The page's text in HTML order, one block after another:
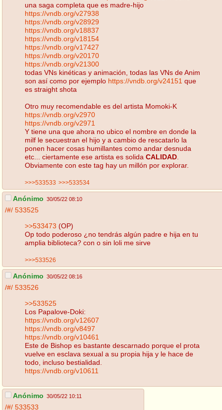
una saga completa que es madre-hijo
https://vndb.org/v27938
https://vndb.org/v28929
https://vndb.org/v18837
https://vndb.org/v18154
https://vndb.org/v17427
https://vndb.org/v20170
https://vndb.org/v21300
todas VNs kinéticas y animación, todas las VNs de Anim
son así como por ejemplo https://vndb.org/v24151 que
es straight shota
Otro muy recomendable es del artista Momoki-K
https://vndb.org/v2970
https://vndb.org/v2971
Y tiene una que ahora no ubico el nombre en donde la
milf le secuestran el hijo y a cambio de rescatarlo la
ponen hacer cosas humillantes como andar desnuda
etc... ciertamente ese artista es solida CALIDAD
Obviamente con este tag hay un millón por explorar.
>>>533533 >>>533534
Anónimo 30/05/22 08:10
/#/ 533525
>>533473 (OP)
Op todo poderoso ¿no tendrás algún padre e hija en tu
amplia biblioteca? con o sin loli me sirve
>>>533526
Anónimo 30/05/22 08:16
/#/ 533526
>>533525
Los Papalove-Doki:
https://vndb.org/v12607
https://vndb.org/v8497
https://vndb.org/v10461
Este de Bishop es bastante descarnado porque el prota
vuelve en esclava sexual a su propia hija y le hace de
todo, incluso bestialidad.
https://vndb.org/v10611
Anónimo 30/05/22 10:11
/#/ 533533